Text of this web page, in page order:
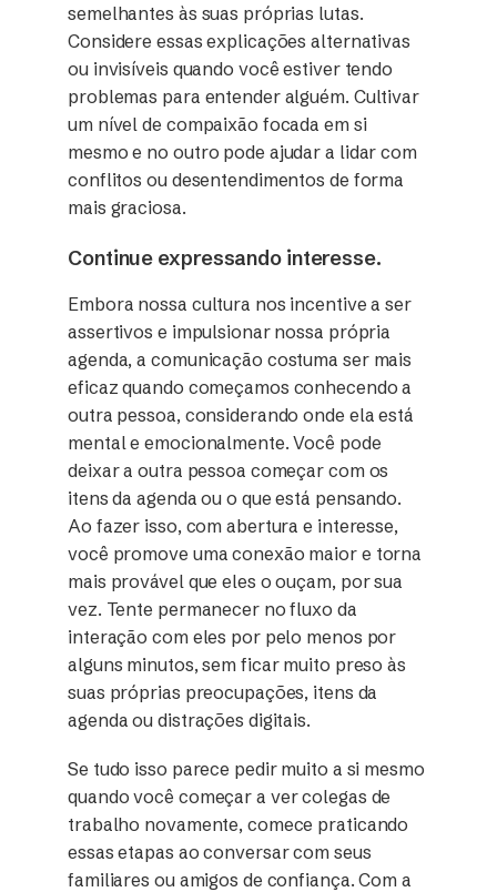
semelhantes às suas próprias lutas.
Considere essas explicações alternativas
ou invisíveis quando você estiver tendo
problemas para entender alguém. Cultivar
um nível de compaixão focada em si
mesmo e no outro pode ajudar a lidar com
conflitos ou desentendimentos de forma
mais graciosa.
Continue expressando interesse.
Embora nossa cultura nos incentive a ser
assertivos e impulsionar nossa própria
agenda, a comunicação costuma ser mais
eficaz quando começamos conhecendo a
outra pessoa, considerando onde ela está
mental e emocionalmente. Você pode
deixar a outra pessoa começar com os
itens da agenda ou o que está pensando.
Ao fazer isso, com abertura e interesse,
você promove uma conexão maior e torna
mais provável que eles o ouçam, por sua
vez. Tente permanecer no fluxo da
interação com eles por pelo menos por
alguns minutos, sem ficar muito preso às
suas próprias preocupações, itens da
agenda ou distrações digitais.
Se tudo isso parece pedir muito a si mesmo
quando você começar a ver colegas de
trabalho novamente, comece praticando
essas etapas ao conversar com seus
familiares ou amigos de confiança. Com a